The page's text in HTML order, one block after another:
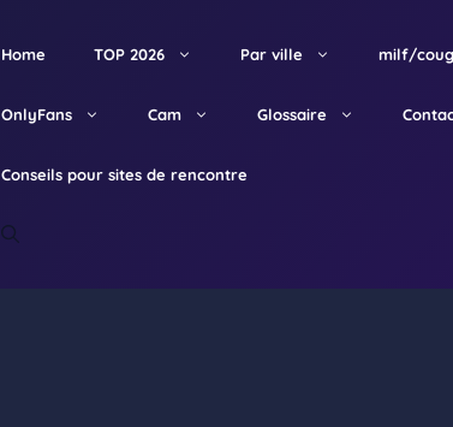
Home TOP 2026 Par ville milf/
OnlyFans Cam Glossaire
Conseils pour sites de rencontre